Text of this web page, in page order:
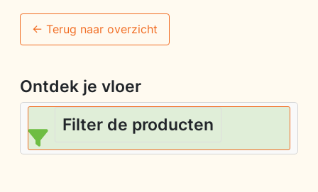
Ontdek je vloer
Filter de producten
<- Terug naar overzicht